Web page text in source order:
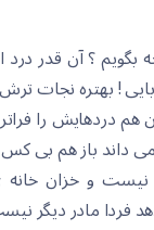
بگویم ؟ آن قدر
! بهتره نجات
دردهایش را
داند باز هم بی
نیست و خزان
مادر دیگر